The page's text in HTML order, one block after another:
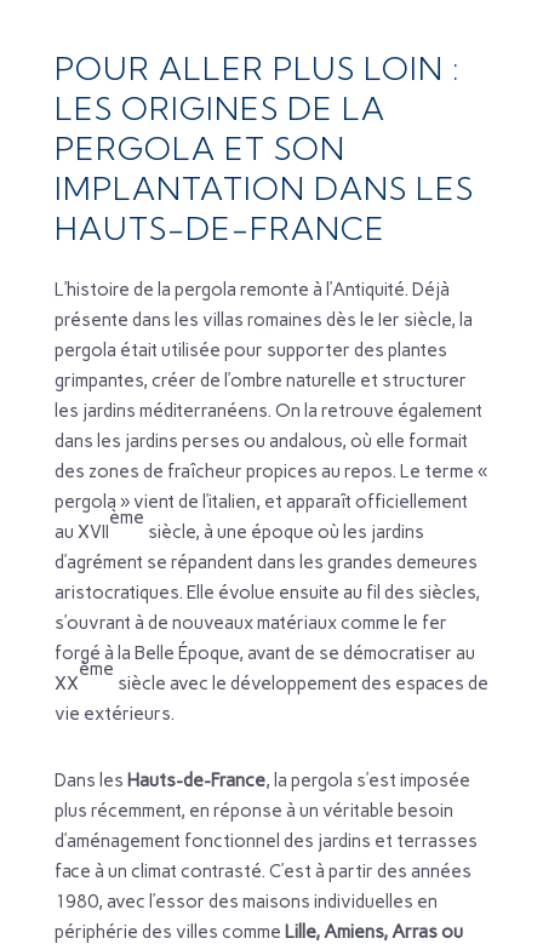
POUR ALLER PLUS LOIN :
LES ORIGINES DE LA
PERGOLA ET SON
IMPLANTATION DANS LES
HAUTS-DE-FRANCE
L’histoire de la pergola remonte à l’Antiquité. Déjà
présente dans les villas romaines dès le Ier siècle, la
pergola était utilisée pour supporter des plantes
grimpantes, créer de l’ombre naturelle et structurer
les jardins méditerranéens. On la retrouve également
dans les jardins perses ou andalous, où elle formait
des zones de fraîcheur propices au repos. Le terme «
pergola » vient de l’italien, et apparaît officiellement
au XVII
ème
siècle, à une époque où les jardins
d’agrément se répandent dans les grandes demeures
aristocratiques. Elle évolue ensuite au fil des siècles,
s’ouvrant à de nouveaux matériaux comme le fer
forgé à la Belle Époque, avant de se démocratiser au
XX
ème
siècle avec le développement des espaces de
vie extérieurs.
Dans les Hauts-de-France, la pergola s’est imposée
plus récemment, en réponse à un véritable besoin
d’aménagement fonctionnel des jardins et terrasses
face à un climat contrasté. C’est à partir des années
1980, avec l’essor des maisons individuelles en
périphérie des villes comme Lille, Amiens, Arras ou